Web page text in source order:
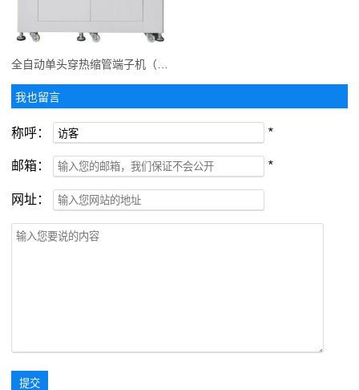
我也留言
称呼： *
邮箱： *
网址：